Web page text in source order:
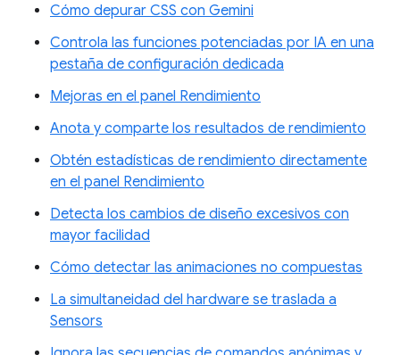
Cómo depurar CSS con Gemini
Controla las funciones potenciadas por IA en una
pestaña de configuración dedicada
Mejoras en el panel Rendimiento
Anota y comparte los resultados de rendimiento
Obtén estadísticas de rendimiento directamente
en el panel Rendimiento
Detecta los cambios de diseño excesivos con
mayor facilidad
Cómo detectar las animaciones no compuestas
La simultaneidad del hardware se traslada a
Sensors